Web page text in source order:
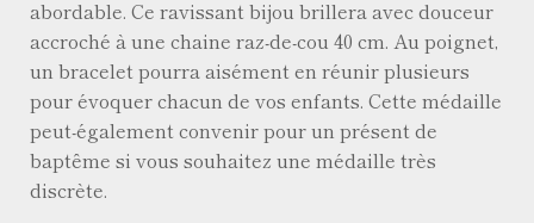
abordable. Ce ravissant bijou brillera avec douceur
accroché à une chaine raz-de-cou 40 cm. Au poignet,
un bracelet pourra aisément en réunir plusieurs
pour évoquer chacun de vos enfants. Cette médaille
peut-également convenir pour un présent de
baptême si vous souhaitez une médaille très
discrète.